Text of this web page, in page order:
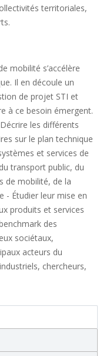
territoriales,
mobilité s’accélère
Il en découle un
de projet STI et
à ce besoin émergent.
les différents
sur le plan technique
et services de
transport public, du
de mobilité, de la
- Étudier leur mise en
produits et services
des
sociétaux,
acteurs du
chercheurs,